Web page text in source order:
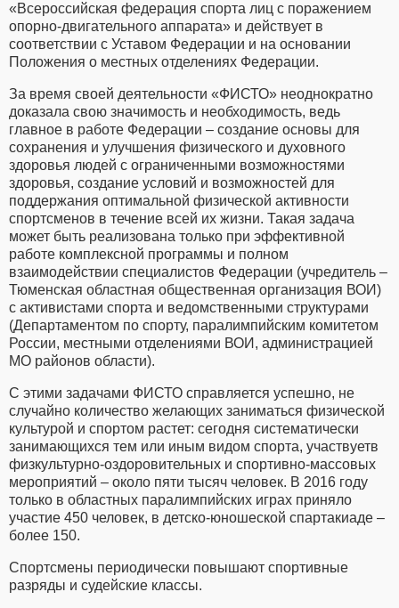
«Всероссийская федерация спорта лиц с поражением
опорно-двигательного аппарата» и действует в
соответствии с Уставом Федерации и на основании
Положения о местных отделениях Федерации.
За время своей деятельности «ФИСТО» неоднократно
доказала свою значимость и необходимость, ведь
главное в работе Федерации – создание основы для
сохранения и улучшения физического и духовного
здоровья людей с ограниченными возможностями
здоровья, создание условий и возможностей для
поддержания оптимальной физической активности
спортсменов в течение всей их жизни. Такая задача
может быть реализована только при эффективной
работе комплексной программы и полном
взаимодействии специалистов Федерации (учредитель –
Тюменская областная общественная организация ВОИ)
с активистами спорта и ведомственными структурами
(Департаментом по спорту, паралимпийским комитетом
России, местными отделениями ВОИ, администрацией
МО районов области).
С этими задачами ФИСТО справляется успешно, не
случайно количество желающих заниматься физической
культурой и спортом растет: сегодня систематически
занимающихся тем или иным видом спорта, участвуетв
физкультурно-оздоровительных и спортивно-массовых
мероприятий – около пяти тысяч человек. В 2016 году
только в областных паралимпийских играх приняло
участие 450 человек, в детско-юношеской спартакиаде –
более 150.
Спортсмены периодически повышают спортивные
разряды и судейские классы.